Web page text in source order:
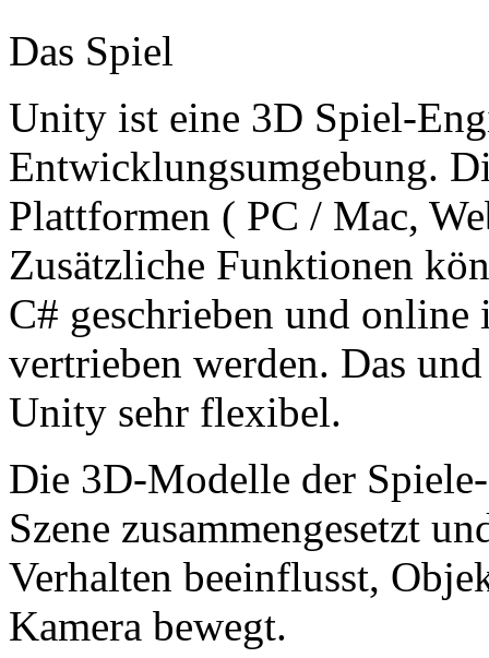
Das Spiel
Unity ist eine 3D Spiel-
Entwicklungsumgebung.
Plattformen ( PC / Mac,
Zusätzliche Funktionen
C# geschrieben und
vertrieben werden. Das
Unity sehr flexibel.
Die 3D-Modelle der
Szene zusammengesetzt
Verhalten beeinflusst,
Kamera bewegt.